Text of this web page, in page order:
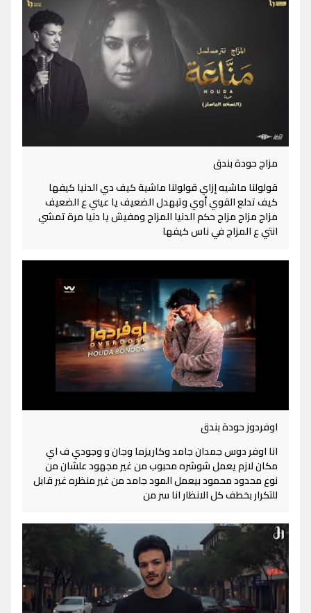
مزاج حودة بندق
قولولنا ماشيه إزاي قولولنا ماشية كيف دي الدنيا كيفها
كيف تدلع القوي أوي وتبهدل الضعيف يا عيني ع الضعيف
مزاج مزاج مزاج حكم الدنيا المزاج ومفيش يا دنيا مرة تمشي
انتي ع المزاج في ناس كيفها
اوفردوز حودة بندق
انا اوفر دوس جمدان جامد وكاريزما وجان و وجودي ف اي
مكان لازم يعمل شوشره محبوب من غير مجهود علشان من
نوع محدود محمود بيعمل المود جامد من غير منظره غير قابل
للتكرار بخطف كل الانظار انا سر من